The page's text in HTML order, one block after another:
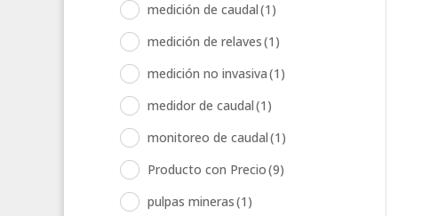
medición de caudal(1)
medición de relaves(1)
medición no invasiva(1)
medidor de caudal(1)
monitoreo de caudal(1)
Producto con Precio(9)
pulpas mineras(1)